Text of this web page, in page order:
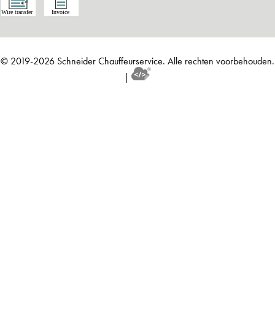
© 2019-2026 Schneider Chauffeurservice. Alle rechten voorbehouden.
|